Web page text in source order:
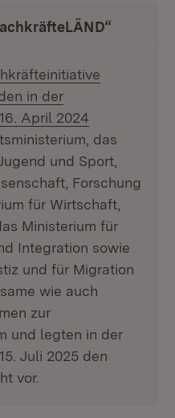
in der
April 2024
das
und Sport,
Forschung
für Wirtschaft,
Ministerium für
Integration sowie
und für Migration
wie auch
zur
und legten in der
Juli 2025 den
vor.